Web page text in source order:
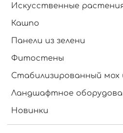
Искусственные
Кашпо
Панели из зелени
Фитостены
Стабилизированный мох
Ландшафтное
Новинки